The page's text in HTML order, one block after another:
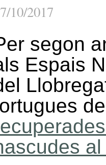
10/2017
segon
Espais